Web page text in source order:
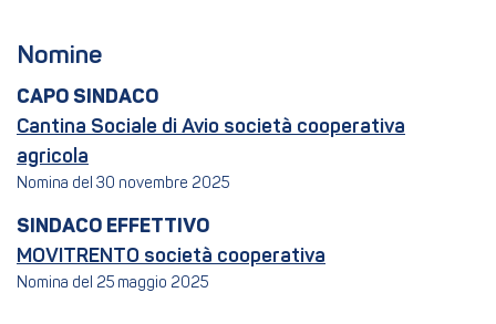
Nomine
CAPO SINDACO
Cantina Sociale di Avio società cooperativa
agricola
Nomina del 30 novembre 2025
SINDACO EFFETTIVO
MOVITRENTO società cooperativa
Nomina del 25 maggio 2025